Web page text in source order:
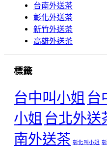
台南外送茶
彰化外送茶
新竹外送茶
高雄外送茶
標籤
台中叫小姐 台
小姐 台北外送
南外送茶 彰化叫小姐